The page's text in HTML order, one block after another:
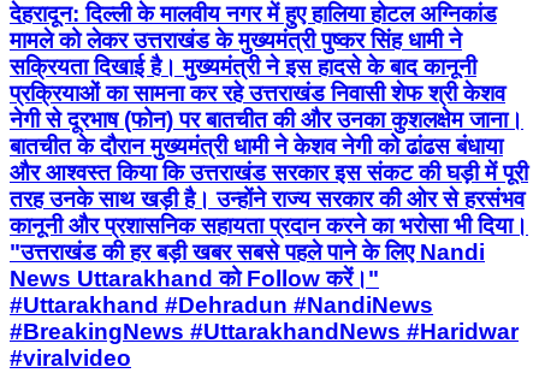
देहरादून: दिल्ली के मालवीय नगर में हुए हालिया होटल अग्निकांड
मामले को लेकर उत्तराखंड के मुख्यमंत्री पुष्कर सिंह धामी ने
सक्रियता दिखाई है। मुख्यमंत्री ने इस हादसे के बाद कानूनी
प्रक्रियाओं का सामना कर रहे उत्तराखंड निवासी शेफ श्री केशव
नेगी से दूरभाष (फोन) पर बातचीत की और उनका कुशलक्षेम जाना।
बातचीत के दौरान मुख्यमंत्री धामी ने केशव नेगी को ढांढस बंधाया
और आश्वस्त किया कि उत्तराखंड सरकार इस संकट की घड़ी में पूरी
तरह उनके साथ खड़ी है। उन्होंने राज्य सरकार की ओर से हरसंभव
कानूनी और प्रशासनिक सहायता प्रदान करने का भरोसा भी दिया।
"उत्तराखंड की हर बड़ी खबर सबसे पहले पाने के लिए Nandi
News Uttarakhand को Follow करें।"
#Uttarakhand #Dehradun #NandiNews
#BreakingNews #UttarakhandNews #Haridwar
#viralvideo